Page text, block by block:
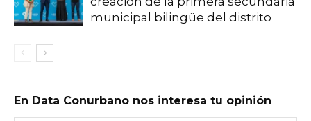
municipal bilingüe del distrito
En Data Conurbano nos interesa tu opinión